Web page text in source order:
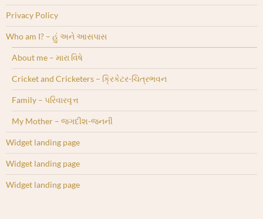
Privacy Policy
Who am I? – હું અને આસપાસ
About me – મારા વિષે
Cricket and Cricketers – ક્રિકેટર-ચિત્રભવન
Family – પરિવારવૃત્ત
My Mother – જગદીશ-જનની
Widget landing page
Widget landing page
Widget landing page